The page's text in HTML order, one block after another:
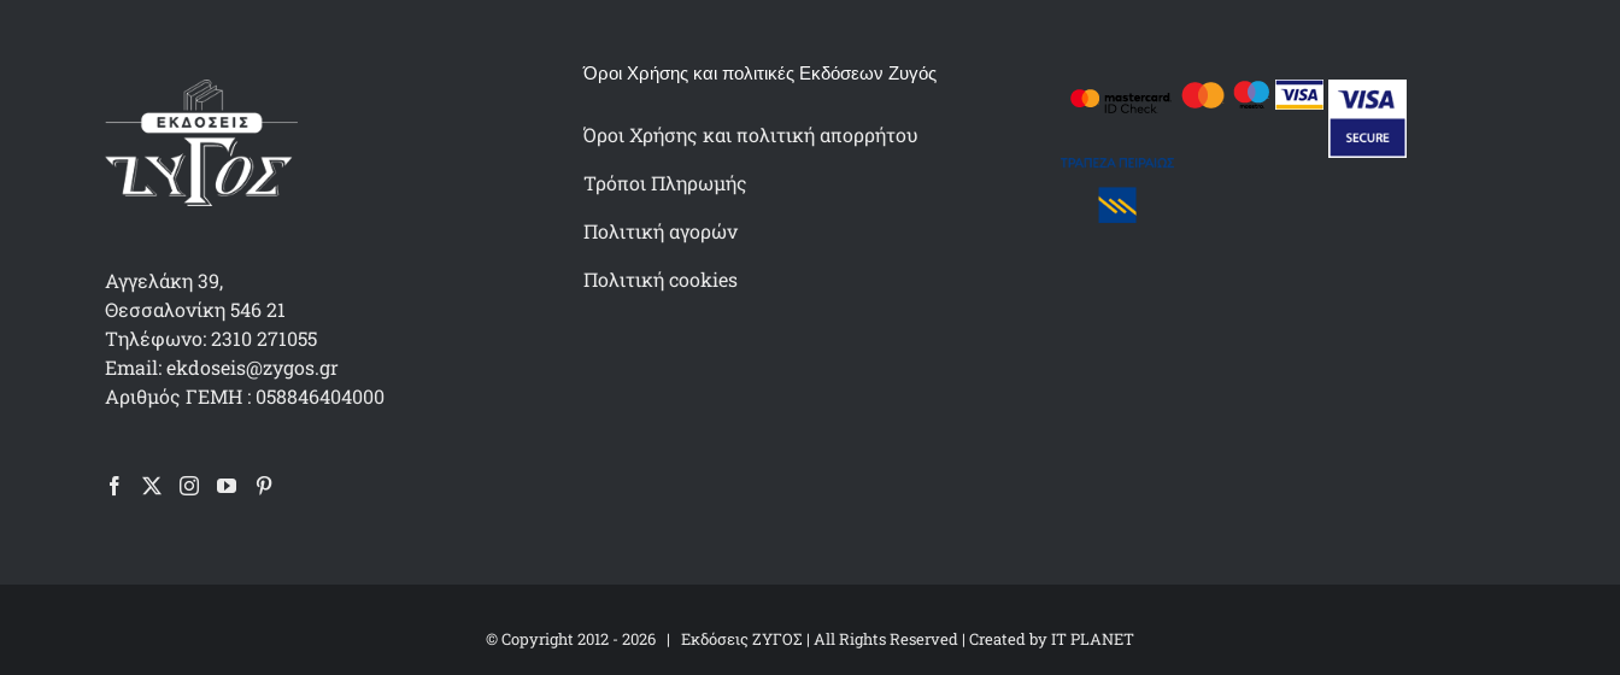
Αγγελάκη 39,
Θεσσαλονίκη 546 21
Τηλέφωνο: 2310 271055
Email: ekdoseis@zygos.gr
Αριθμός ΓΕΜΗ : 058846404000
Όροι Χρήσης και πολιτικές Εκδόσεων Ζυγός
Όροι Χρήσης και πολιτική απορρήτου
Τρόποι Πληρωμής
Πολιτική αγορών
Πολιτική cookies
© Copyright 2012 - 2026 | Εκδόσεις ΖΥΓΟΣ | All Rights Reserved | Created byIT PLANET